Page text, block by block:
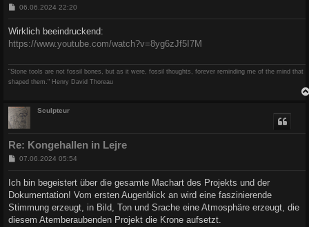
B
t
r
a
06.06.2024 22:20
Wirklich beeindruckend:
https://www.youtube.com/watch?v=8yg6zJf5I7M
"Stone tools are not fossil bones, but as it were, fossil thoughts, forever reminding me of the mind that
shaped them." Henry David Thoreau
Sculpteur
Re: Kongehallen in Lejre
B
t
r
a
g
07.06.2024 05:54
Ich bin begeistert über die gesamte Machart des Projekts und der
Dokumentation! Vom ersten Augenblick an wird eine faszinierende
Stimmung erzeugt, in Bild, Ton und Srache eine Atmosphäre erzeugt, die
diesem Atemberaubenden Projekt die Krone aufsetzt.